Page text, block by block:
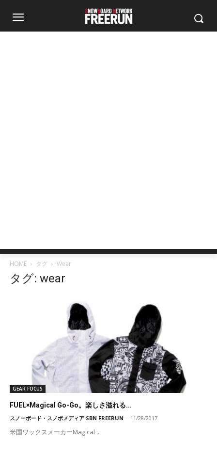
HOME タグ Wear
タグ: wear
GEAR FOCUS
FUEL×Magical Go-Go。楽しさ溢れる...
スノーボード・スノボメディア SBN FREERUN - 11/28/2017
米国ワックスメーカーMagical ...